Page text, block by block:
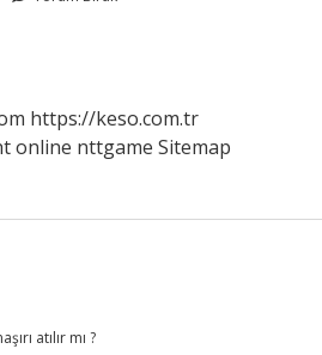
https://keso.com.tr
online nttgame Sitemap
atılır mı ?